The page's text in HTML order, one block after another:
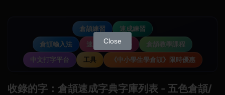
倉頡練習
速成練習
倉頡輸入法
速成輸入法教學
倉頡教學課程
中文打字平台
工具 《中小學生學倉頡》限時優惠
收錄的字：倉頡速成字典字庫列表 - 五色倉頡/
Close